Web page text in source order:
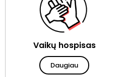
Vaikų hospisas
Daugiau